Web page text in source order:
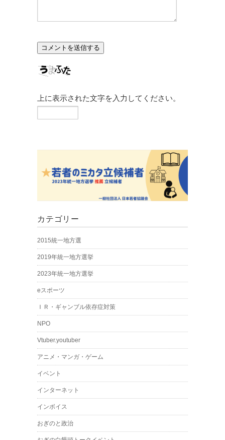
上に表示された文字を入力してください。
カテゴリー
2015統一地方選
2019年統一地方選挙
2023年統一地方選挙
eスポーツ
ＩＲ・ギャンブル依存症対策
NPO
Vtuber.youtuber
アニメ・マンガ・ゲーム
イベント
インターネット
インボイス
おぎのと政治